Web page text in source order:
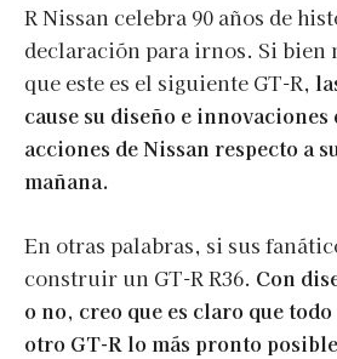
R Nissan celebra 90 años de
declaración para irnos. Si bien
que este es el siguiente GT-R,
cause su diseño e
acciones de Nissan respecto a
mañana.
En otras palabras, si sus
construir un GT-R R36. Con
o no, creo que es claro que
otro GT-R lo más pronto